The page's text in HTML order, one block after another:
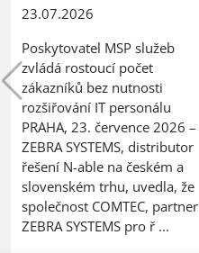
23.07.2026
Poskytovatel MSP služeb
zvládá rostoucí počet
zákazníků bez nutnosti
rozšiřování IT personálu
PRAHA, 23. července 2026 –
ZEBRA SYSTEMS, distributor
řešení N-able na českém a
slovenském trhu, uvedla, že
společnost COMTEC, partner
ZEBRA SYSTEMS pro ř ...